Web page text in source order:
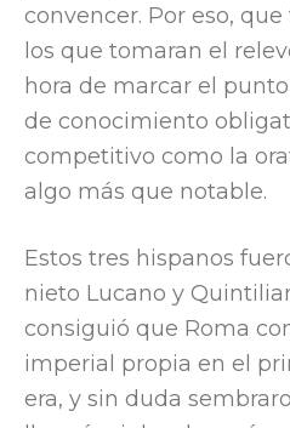
convencer. Por eso,
los que tomaran el
hora de marcar el
de conocimiento
competitivo como la
algo más que notable.
Estos tres hispanos
nieto Lucano y
consiguió que Roma
imperial propia en el
era, y sin duda